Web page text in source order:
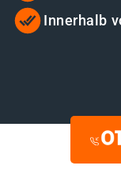
Innerhalb